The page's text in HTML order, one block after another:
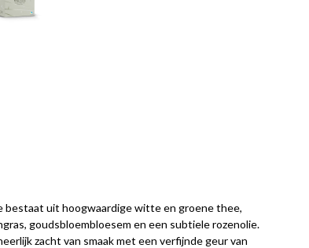
bestaat uit hoogwaardige witte en groene thee,
goudsbloembloesem en een subtiele rozenolie.
zacht van smaak met een verfijnde geur van